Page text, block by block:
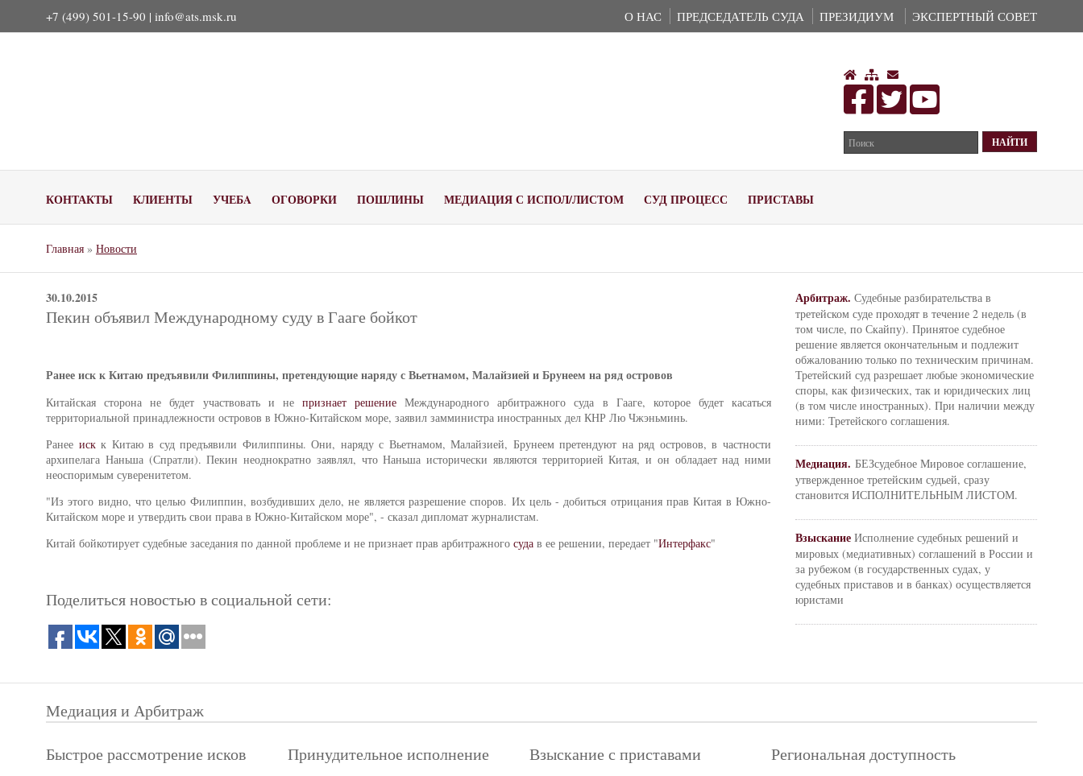
+7 (499) 501-15-90 | info@ats.msk.ru О НАС ПРЕДСЕДАТЕЛЬ СУДА ПРЕЗИДИУМ ЭКСПЕРТНЫЙ СОВЕТ
КОНТАКТЫ КЛИЕНТЫ УЧЕБA ОГОВОРКИ ПОШЛИНЫ МЕДИАЦИЯ С ИСПОЛ/ЛИСТОМ СУД ПРОЦЕСС ПРИСТАВЫ
Главная » Новости
30.10.2015
Пекин объявил Международному суду в Гааге бойкот
Ранее иск к Китаю предъявили Филиппины, претендующие наряду с Вьетнамом, Малайзией и Брунеем на ряд островов
Китайская сторона не будет участвовать и не признает решение Международного арбитражного суда в Гааге, которое будет касаться
территориальной принадлежности островов в Южно-Китайском море, заявил замминистра иностранных дел КНР Лю Чжэньминь.
Ранее искк Китаю в суд предъявили Филиппины. Они, наряду с Вьетнамом, Малайзией, Брунеем претендуют на ряд островов, в частности
архипелага Наньша (Спратли). Пекин неоднократно заявлял, что Наньша исторически являются территорией Китая, и он обладает над ними
неоспоримым суверенитетом.
"Из этого видно, что целью Филиппин, возбудивших дело, не является разрешение споров. Их цель - добиться отрицания прав Китая в Южно-
Китайском море и утвердить свои права в Южно-Китайском море", - сказал дипломат журналистам.
Китай бойкотирует судебные заседания по данной проблеме и не признает прав арбитражного суда в ее решении, передает "Интерфакс"
Поделиться новостью в социальной сети:
Арбитраж. Судебные разбирательства в
третейском суде проходят в течение 2 недель (в
том числе, по Скайпу). Принятое судебное
решение является окончательным и подлежит
обжалованию только по техническим причинам.
Третейский суд разрешает любые экономические
споры, как физических, так и юридических лиц
(в том числе иностранных). При наличии между
ними: Третейского соглашения.
Медиация. БЕЗсудебное Мировое соглашение,
утвержденное третейским судьей, сразу
становится ИСПОЛНИТЕЛЬНЫМ ЛИСТОМ.
Взыскание Исполнение судебных решений и
мировых (медиативных) соглашений в России и
за рубежом (в государственных судах, у
судебных приставов и в банках) осуществляется
юристами
Медиация и Арбитраж
Быстрое рассмотрение исков
Принудительное исполнение Взыскание с приставами Региональная доступность